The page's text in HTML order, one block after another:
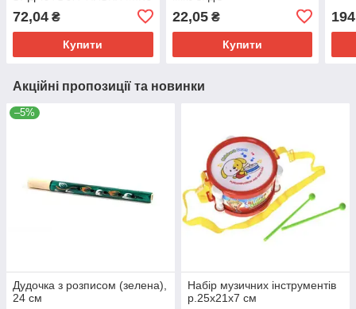
72,04 ₴
Купити
22,05₴
Купити
Акційні пропозиції та новинки
–5%
Дудочка з розписом (зелена),
24 см
Набір музичних інструментів
р.25x21x7 см